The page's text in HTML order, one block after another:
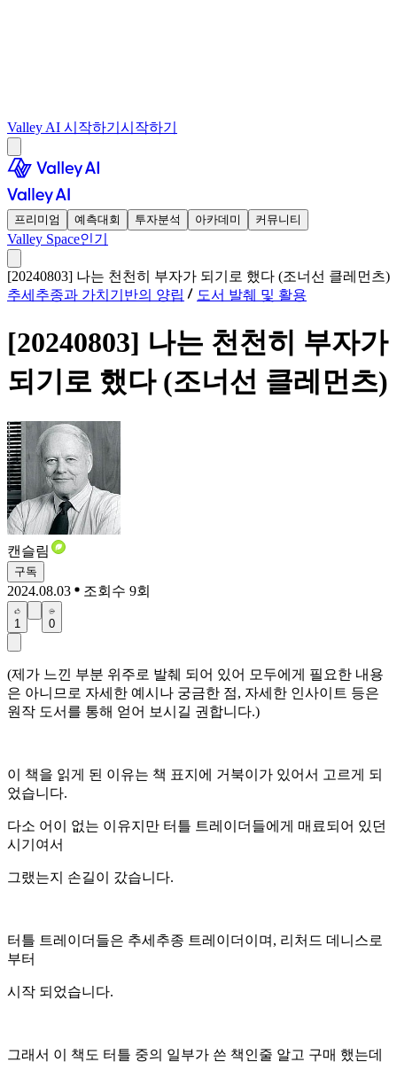
Valley AI 시작하기 시작하기
프리미엄 예측대회 투자분석 아카데미 커뮤니티
Valley Space인기
[20240803] 나는 천천히 부자가 되기로 했다 (조너선 클레먼츠)
추세추종과 가치기반의 양립
도서 발췌 및 활용
[20240803] 나는 천천히 부자가
되기로 했다 (조너선 클레먼츠)
캔슬림
구독
2024.08.03 조회수 9회
1 0
(제가 느낀 부분 위주로 발췌 되어 있어 모두에게 필요한 내용
은 아니므로 자세한 예시나 궁금한 점, 자세한 인사이트 등은
원작 도서를 통해 얻어 보시길 권합니다.)
이 책을 읽게 된 이유는 책 표지에 거북이가 있어서 고르게 되
었습니다.
다소 어이 없는 이유지만 터틀 트레이더들에게 매료되어 있던
시기여서
그랬는지 손길이 갔습니다.
터틀 트레이더들은 추세추종 트레이더이며, 리처드 데니스로
부터
시작 되었습니다.
그래서 이 책도 터틀 중의 일부가 쓴 책인줄 알고 구매 했는데